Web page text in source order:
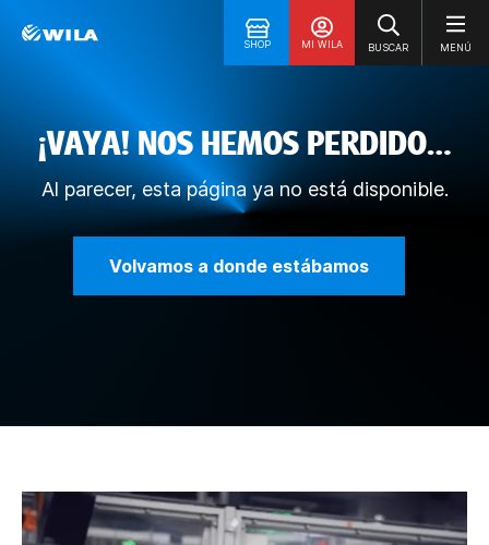
SHOP MI WILA BUSCAR MENÚ
¡VAYA! NOS HEMOS PERDIDO…
Al parecer, esta página ya no está disponible.
Volvamos a donde estábamos